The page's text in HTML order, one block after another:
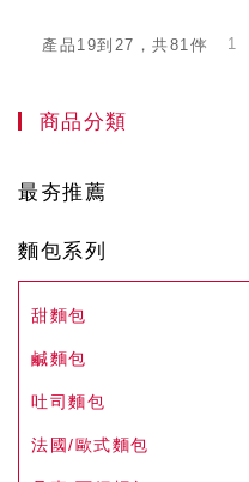
產品19到27，共81件 1
商品分類
最夯推薦
麵包系列
甜麵包
鹹麵包
吐司麵包
法國/歐式麵包